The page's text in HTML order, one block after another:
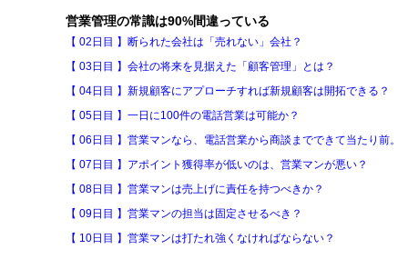
営業管理の常識は90%間違っている
【 02日目 】断られた会社は「売れない」会社？
【 03日目 】会社の将来を見据えた「顧客管理」とは？
【 04日目 】新規顧客にアプローチすれば新規顧客は開拓できる？
【 05日目 】一日に100件の電話営業は可能か？
【 06日目 】営業マンなら、電話営業から商談までできて当たり前。
【 07日目 】アポイント獲得率が低いのは、営業マンが悪い？
【 08日目 】営業マンは売上げに責任を持つべきか？
【 09日目 】営業マンの担当は固定させるべき？
【 10日目 】営業マンは打たれ強くなければならない？